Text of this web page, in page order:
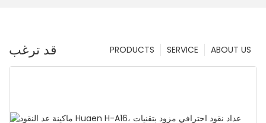
قد ترغب ABOUT US
SERVICE
PRODUCTS